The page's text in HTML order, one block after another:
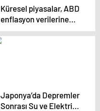
oldu’ 7 ayda 15 ameliyat
geçirdim”
Küresel piyasalar, ABD
enflasyon verilerine
odaklandı
Japonya’da Depremler
Sonrası Su ve Elektrik